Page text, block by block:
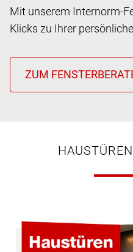
Mit unserem Internorm-
Klicks zu Ihrer